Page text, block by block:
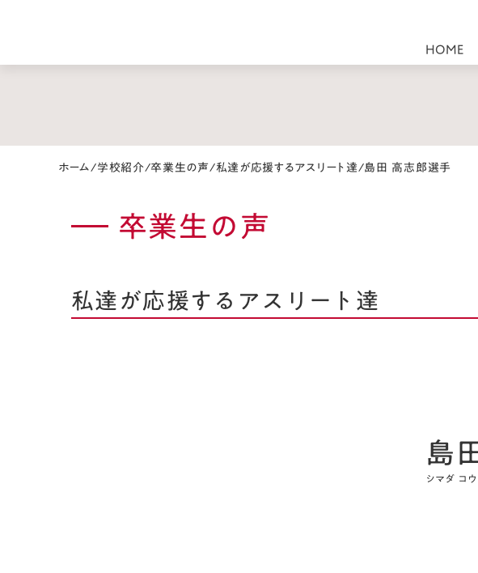
ホーム/学校紹介/卒業生の声/私達が応援するアスリート達/島田 高志郎選手
卒業生の声
私達が応援するアスリート達
島
シマダ コ
HOME